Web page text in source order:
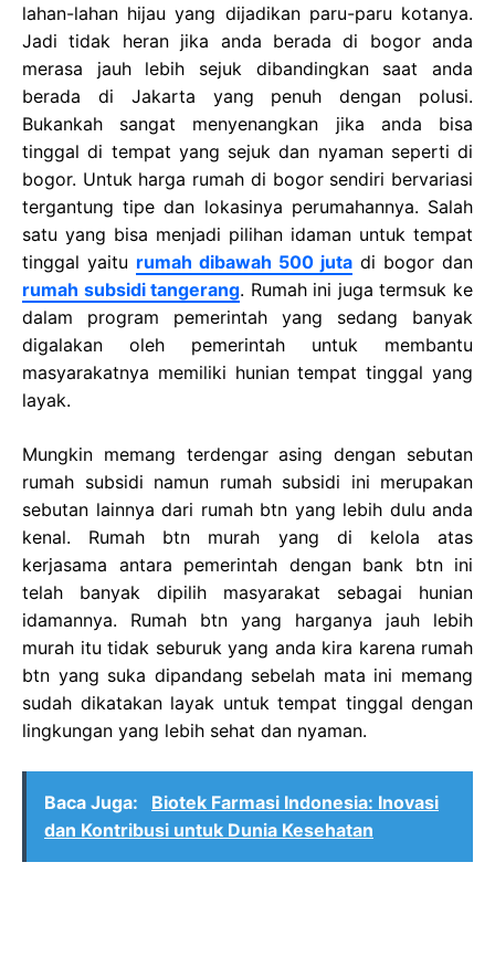
lahan-lahan hijau yang dijadikan paru-paru kotanya.
Jadi tidak heran jika anda berada di bogor anda
merasa jauh lebih sejuk dibandingkan saat anda
berada di Jakarta yang penuh dengan polusi.
Bukankah sangat menyenangkan jika anda bisa
tinggal di tempat yang sejuk dan nyaman seperti di
bogor. Untuk harga rumah di bogor sendiri bervariasi
tergantung tipe dan lokasinya perumahannya. Salah
satu yang bisa menjadi pilihan idaman untuk tempat
tinggal yaitu rumah dibawah 500 juta di bogor dan
rumah subsidi tangerang. Rumah ini juga termsuk ke
dalam program pemerintah yang sedang banyak
digalakan oleh pemerintah untuk membantu
masyarakatnya memiliki hunian tempat tinggal yang
layak.
Mungkin memang terdengar asing dengan sebutan
rumah subsidi namun rumah subsidi ini merupakan
sebutan lainnya dari rumah btn yang lebih dulu anda
kenal. Rumah btn murah yang di kelola atas
kerjasama antara pemerintah dengan bank btn ini
telah banyak dipilih masyarakat sebagai hunian
idamannya. Rumah btn yang harganya jauh lebih
murah itu tidak seburuk yang anda kira karena rumah
btn yang suka dipandang sebelah mata ini memang
sudah dikatakan layak untuk tempat tinggal dengan
lingkungan yang lebih sehat dan nyaman.
Baca Juga:
Biotek Farmasi Indonesia: Inovasi
dan Kontribusi untuk Dunia Kesehatan